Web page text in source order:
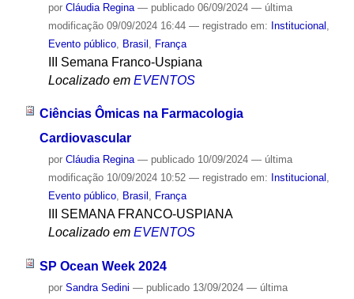
por Cláudia Regina — publicado06/09/2024 — última
modificação09/09/2024 16:44 — registrado em: Institucional
Evento público, Brasil França
III Semana Franco-Uspiana
Localizado em EVENTOS
Ciências Ômicas na Farmacologia
Cardiovascular
por Cláudia Regina — publicado10/09/2024 — última
modificação10/09/2024 10:52 — registrado em: Institucional ,
Evento público, Brasil , França
III SEMANA FRANCO-USPIANA
Localizado em EVENTOS
SP Ocean Week 2024
por Sandra Sedini — publicado13/09/2024 — última